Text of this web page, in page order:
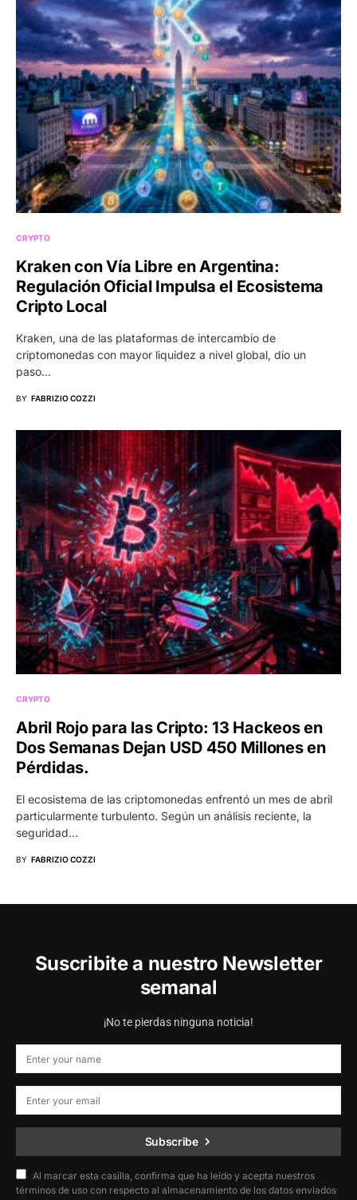
CRYPTO
Kraken con Vía Libre en Argentina:
Regulación Oficial Impulsa el Ecosistema
Cripto Local
Kraken, una de las plataformas de intercambio de
criptomonedas con mayor liquidez a nivel global, dio un
paso…
BY FABRIZIO COZZI
CRYPTO
Abril Rojo para las Cripto: 13 Hackeos en
Dos Semanas Dejan USD 450 Millones en
Pérdidas.
El ecosistema de las criptomonedas enfrentó un mes de abril
particularmente turbulento. Según un análisis reciente, la
seguridad…
BY FABRIZIO COZZI
Suscribite a nuestro Newsletter
semanal
¡No te pierdas ninguna noticia!
Subscribe
Al marcar esta casilla, confirma que ha leído y acepta nuestros
términos de uso con respecto al almacenamiento de los datos enviados